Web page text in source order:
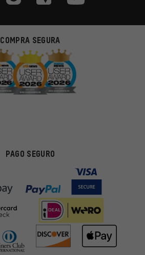
COMPRA SEGURA
PAGO SEGURO